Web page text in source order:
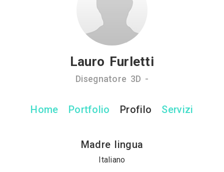
Lauro Furletti
Disegnatore 3D -
Home Portfolio Profilo Servizi
Madre lingua
Italiano